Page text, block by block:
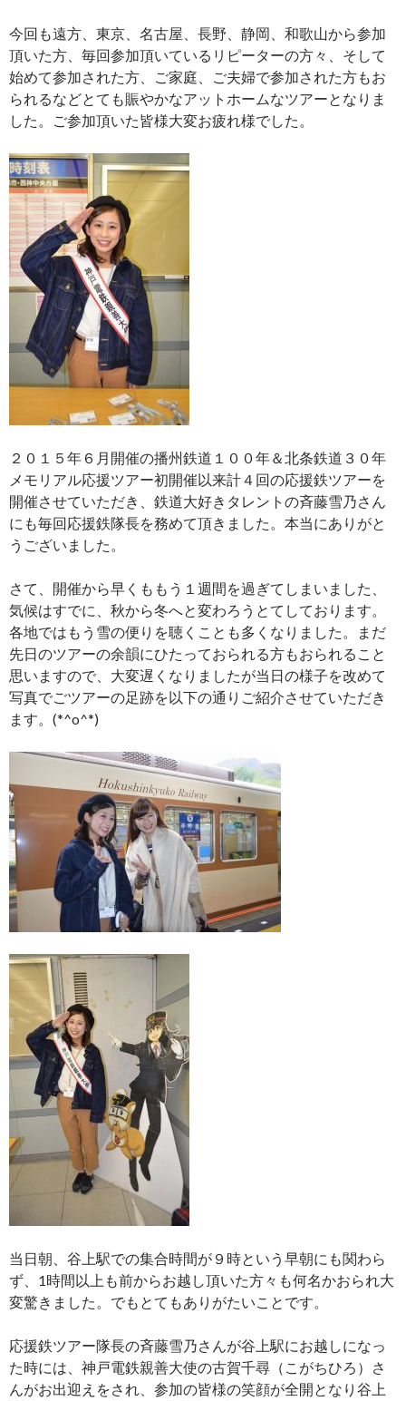
今回も遠方、東京、名古屋、長野、静岡、和歌山から参加
頂いた方、毎回参加頂いているリピーターの方々、そして
始めて参加された方、ご家庭、ご夫婦で参加された方もお
られるなどとても賑やかなアットホームなツアーとなりま
した。ご参加頂いた皆様大変お疲れ様でした。
２０１５年６月開催の播州鉄道１００年＆北条鉄道３０年
メモリアル応援ツアー初開催以来計４回の応援鉄ツアーを
開催させていただき、鉄道大好きタレントの斉藤雪乃さん
にも毎回応援鉄隊長を務めて頂きました。本当にありがと
うございました。
さて、開催から早くももう１週間を過ぎてしまいました、
気候はすでに、秋から冬へと変わろうとてしております。
各地ではもう雪の便りを聴くことも多くなりました。まだ
先日のツアーの余韻にひたっておられる方もおられること
思いますので、大変遅くなりましたが当日の様子を改めて
写真でごツアーの足跡を以下の通りご紹介させていただき
ます。(*^o^*)
当日朝、谷上駅での集合時間が９時という早朝にも関わら
ず、1時間以上も前からお越し頂いた方々も何名かおられ大
変驚きました。でもとてもありがたいことです。
応援鉄ツアー隊長の斉藤雪乃さんが谷上駅にお越しになっ
た時には、神戸電鉄親善大使の古賀千尋（こがちひろ）さ
んがお出迎えをされ、参加の皆様の笑顔が全開となり谷上